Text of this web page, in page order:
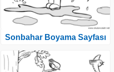
Sonbahar Boyama Sayfası